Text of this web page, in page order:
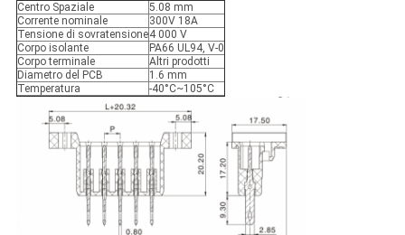
Centro Spaziale
5.08 mm
Corrente nominale
300V 18A
Tensione di sovratensione4 000 V
Corpo isolante
PA66 UL94, V-0
Corpo terminale
Altri prodotti
Diametro del PCB
1.6 mm
Temperatura
-40°C~105°C